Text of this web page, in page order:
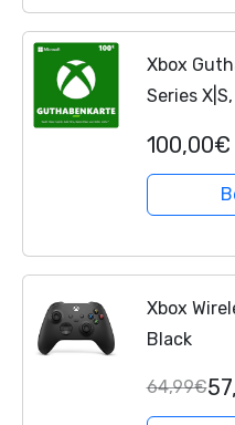
Xbox
Series X|S,
100,00€
Xbox
Black
64,99€